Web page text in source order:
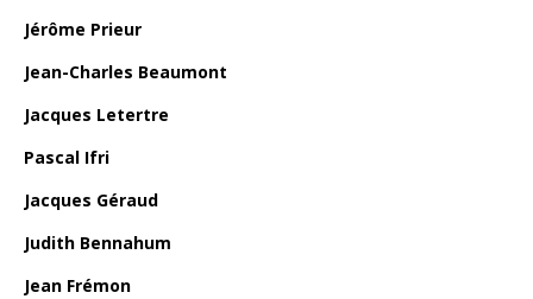
Jérôme Prieur
Jean-Charles Beaumont
Jacques Letertre
Pascal Ifri
Jacques Géraud
Judith Bennahum
Jean Frémon